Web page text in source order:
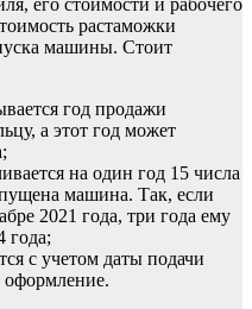
его стоимости и рабочего
растаможки
машины. Стоит
год продажи
а этот год может
на один год 15 числа
машина. Так, если
2021 года, три года ему
года;
с учетом даты подачи
оформление.